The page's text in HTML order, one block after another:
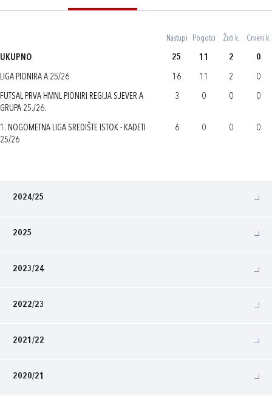
Nastupi Pogotci Žuti k. Crveni k.
UKUPNO 25 11 2 0
LIGA PIONIRA A 25/26 16 11 2 0
FUTSAL PRVA HMNL PIONIRI REGIJA SJEVER A
GRUPA 25./26.
3 0 0 0
1. NOGOMETNA LIGA SREDIŠTE ISTOK - KADETI
25/26
6 0 0 0
2024/25
2025
2023/24
2022/23
2021/22
2020/21